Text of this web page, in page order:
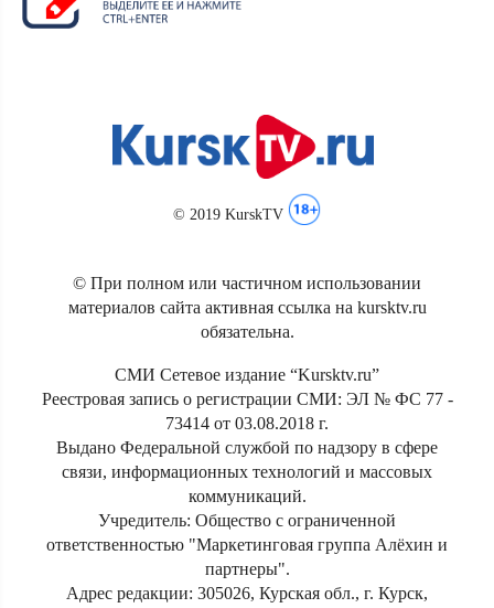
© 2019 KurskTV
© При полном или частичном использовании
материалов сайта активная ссылка на kursktv.ru
обязательна.
СМИ Сетевое издание “Kursktv.ru”
Реестровая запись о регистрации СМИ: ЭЛ № ФС 77 -
73414 от 03.08.2018 г.
Выдано Федеральной службой по надзору в сфере
связи, информационных технологий и массовых
коммуникаций.
Учредитель: Общество с ограниченной
ответственностью "Маркетинговая группа Алёхин и
партнеры".
Адрес редакции: 305026, Курская обл., г. Курск,